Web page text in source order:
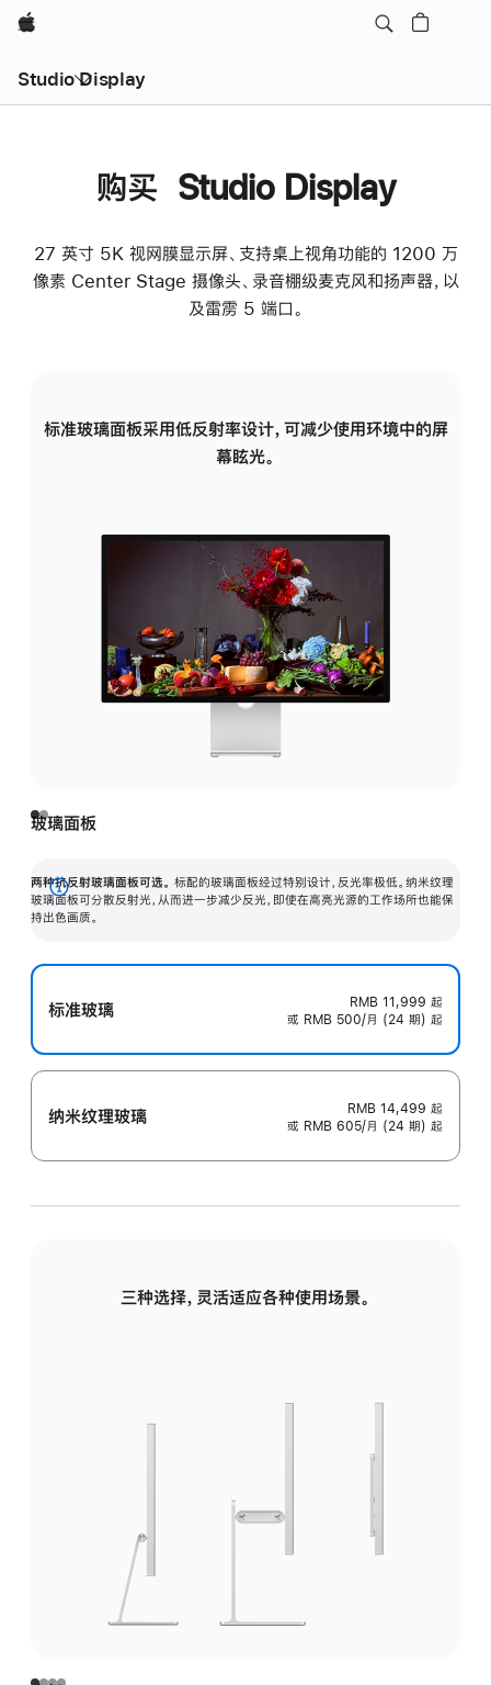
Apple
Studio Display
购买 Studio Display
27 英寸 5K 视网膜显示屏、支持桌上视角功能的 1200 万
像素 Center Stage 摄像头、录音棚级麦克风和扬声器，以
及雷雳 5 端口。
标准玻璃面板采用低反射率设计，可减少使用环境中的屏
幕眩光。
玻璃面板
两种抗反射玻璃面板可选。 标配的玻璃面板经过特别设计，反光率极低。纳米纹理
玻璃面板可分散反射光，从而进一步减少反光，即使在高亮光源的工作场所也能保
持出色画质。
展
开
标准玻璃 RMB 11,999 起
或 RMB 500/月 (24 期) 起
纳米纹理玻璃 RMB 14,499 起
或 RMB 605/月 (24 期) 起
三种选择，灵活适应各种使用场景。